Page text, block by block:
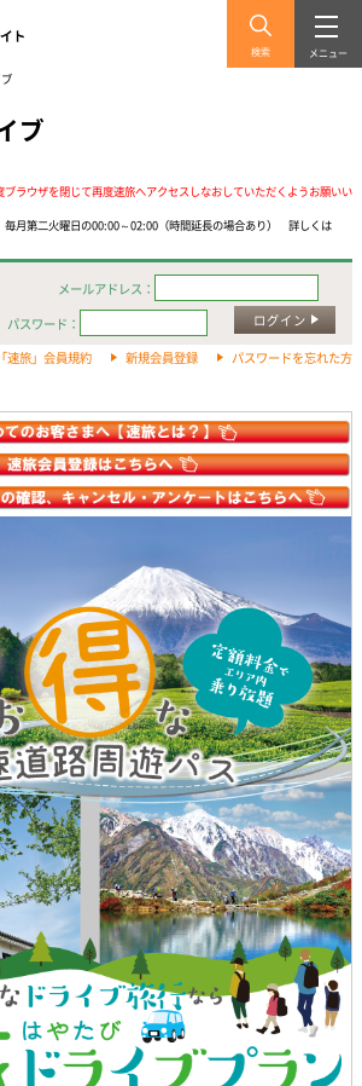
検索 メニュー
ブ
ラウザを閉じて再度速旅へアクセスしなおしていただくようお願いい
月第二火曜日の00:00～02:00（時間延長の場合あり） 詳しくは
メールアドレス：
パスワード：
ログイン
「速旅」会員規約 新規会員登録 パスワードを忘れた方